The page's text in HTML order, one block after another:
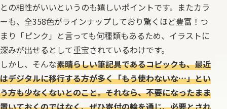
との相性がいいというのも嬉しいポイントです。またカラ
ーも、全358色がラインナップしており驚くほど豊富！つ
まり「ピンク」と言っても何種類もあるため、イラストに
深みが出せるとして重宝されているわけです。
しかし、そんな素晴らしい筆記具であるコピックも、最近
はデジタルに移行する方が多く「もう使わないな…」とい
う方も少なくないとのこと。それなら、不要になったまま